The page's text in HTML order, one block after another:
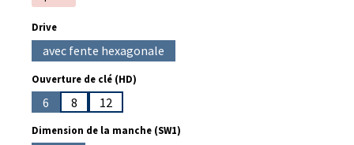
Sélectionnez
Drive
avec fente hexagonale(Cette option n'est pas disponible pour le moment.)
Sélectionnez
Ouverture de clé (HD)
6(Cette option n'est pas disponible pour le moment.)
8 12
Sélectionnez
Dimension de la manche (SW1)